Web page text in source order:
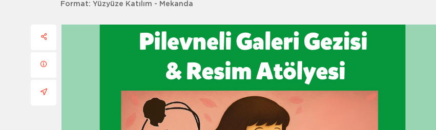
Format: Yüzyüze Katılım - Mekanda